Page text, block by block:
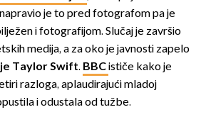
je to pred fotografom pa je
i fotografijom. Slučaj je završio
medija, a za oko je javnosti zapelo
Taylor Swift. BBCističe kako je
razloga, aplaudirajući mladoj
i odustala od tužbe.